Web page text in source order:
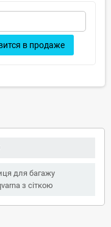
в продаже
для багажу
з сіткою